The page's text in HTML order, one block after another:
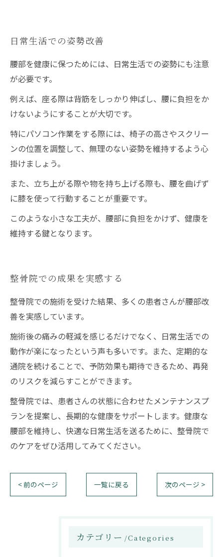
日常生活での姿勢改善
腰部を健康に保つためには、日常生活での姿勢にも注意
が必要です。
例えば、座る際は背筋をしっかり伸ばし、腰に負担をか
けないようにすることが大切です。
特にパソコン作業をする際には、椅子の高さやスクリー
ンの位置を調整して、無理のない姿勢を維持するよう心
掛けましょう。
また、立ち上がる際や物を持ち上げる際も、腰を曲げず
に膝を使って行動することが重要です。
このような小さな工夫が、腰部に負担をかけず、健康を
維持する鍵となります。
整骨院での成果を実感する
整骨院での施術を受けた結果、多くの患者さんが腰部改
善を実感しています。
施術後の痛みの軽減を感じるだけでなく、日常生活での
動作が楽になったという声も多いです。また、定期的な
通院を続けることで、予防効果も期待できるため、再発
のリスクを減らすことができます。
整骨院では、患者さんの状態に合わせたメンテナンスプ
ランを提案し、長期的な健康をサポートします。健康な
腰部を維持し、快適な日常生活を送るために、整骨院で
のケアをぜひ活用してみてください。
< 前のページ 一覧に戻る 次のページ >
カテゴリー Categories